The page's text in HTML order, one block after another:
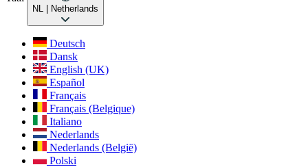
NL | Netherlands
Deutsch
Dansk
English (UK)
Español
Français
Français (Belgique)
Italiano
Nederlands
Nederlands (België)
Polski